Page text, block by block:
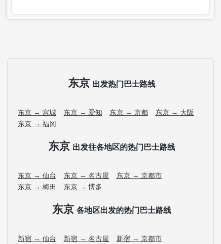
东京 出发热门巴士路线
东京 → 宫城 东京 → 爱知 东京 → 京都
东京 → 大阪
东京 → 福冈
东京 出发往各地区的热门巴士路线
东京 → 仙台 东京 → 名古屋
东京 → 京都市
东京 → 梅田
东京 → 博多
东京 各地区出发的热门巴士路线
新宿 → 仙台 新宿 → 名古屋
新宿 → 京都市